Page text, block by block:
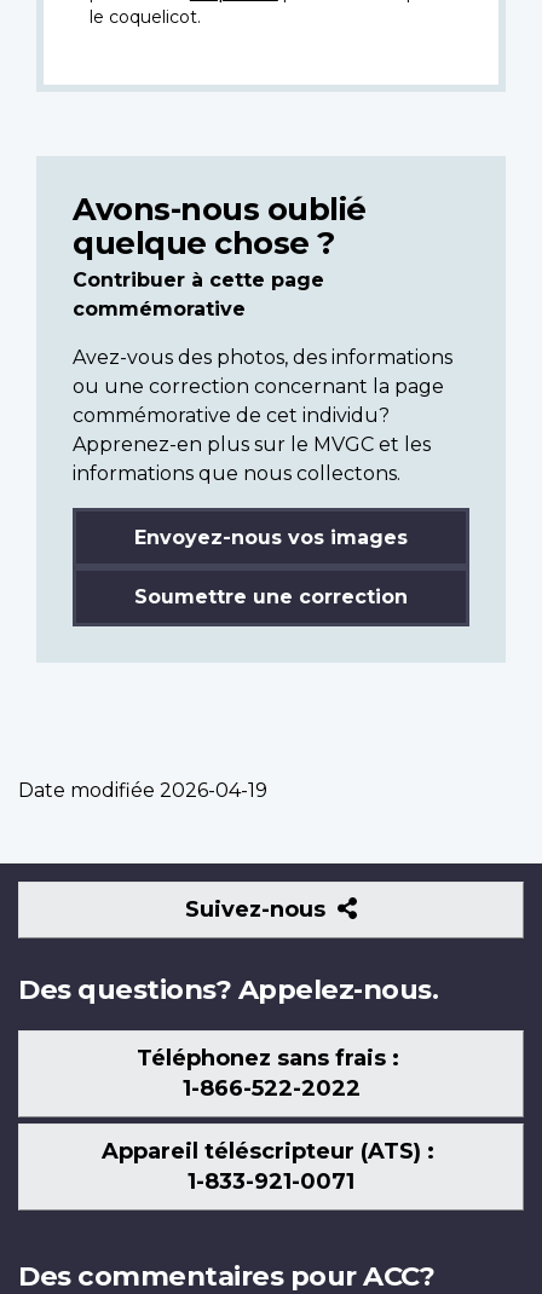
le coquelicot.
Avons-nous oublié
quelque chose ?
Contribuer à cette page
commémorative
Avez-vous des photos, des informations
ou une correction concernant la page
commémorative de cet individu?
Apprenez-en plus sur le MVGC et les
informations que nous collectons.
Envoyez-nous vos images
Soumettre une correction
Date modifiée 2026-04-19
Suivez-nous
Suivez-
nous
Des questions? Appelez-nous.
Téléphonez sans frais :
1-866-522-2022
Appareil téléscripteur (ATS) :
1-833-921-0071
Des commentaires pour ACC?